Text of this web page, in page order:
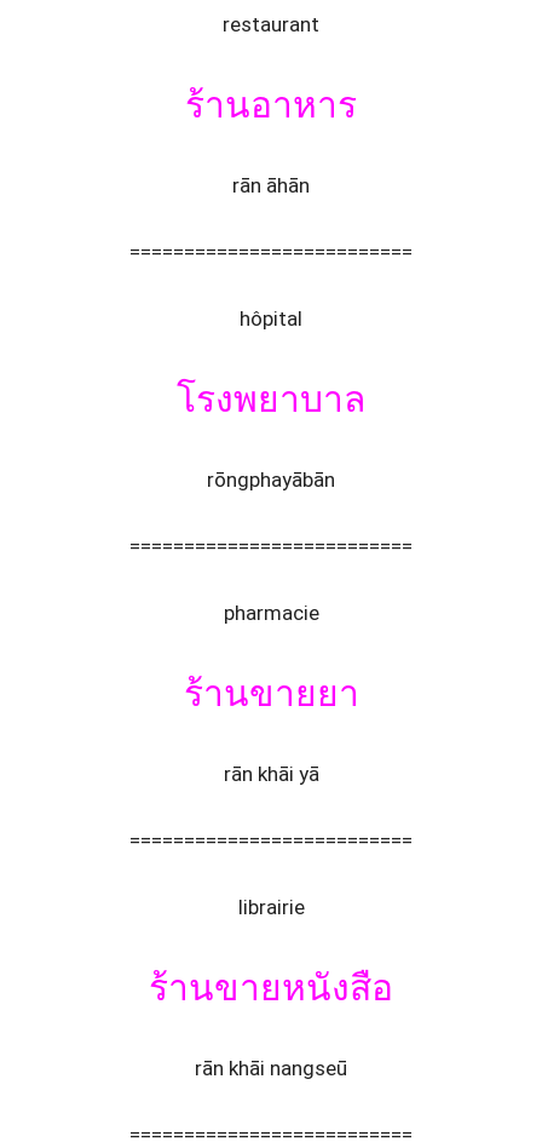
restaurant
ร้านอาหาร
rān āhān
==========================
hôpital
โรงพยาบาล
rōngphayābān
==========================
pharmacie
ร้านขายยา
rān khāi yā
==========================
librairie
ร้านขายหนังสือ
rān khāi nangseū
==========================